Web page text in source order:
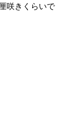
咲きくらいで